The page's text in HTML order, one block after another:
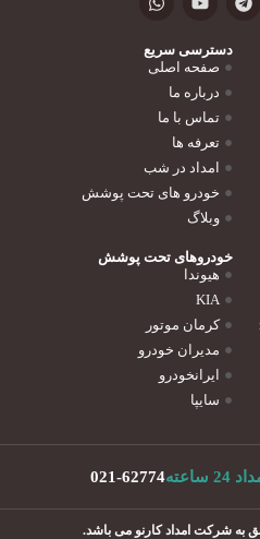
دسترسی سریع
صفحه اصلی
درباره ما
تماس با ما
تعرفه ها
امداد در شب
خودرو های تحت پوشش
وبلاگ
خودروهای تحت پوشش
هیوندا
KIA
کرمان موتور
مدیران خودرو
ایرانخودرو
سایپا
021-62774
به شرکت امداد کارنو می باشد.